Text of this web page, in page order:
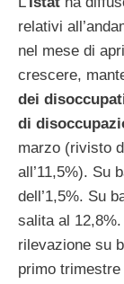
relativi
nel mese di
crescere,
dei
di
marzo (rivisto
all’11,5%). Su
dell’1,5%. Su
salita al 12,8%.
rilevazione su
primo trimestre